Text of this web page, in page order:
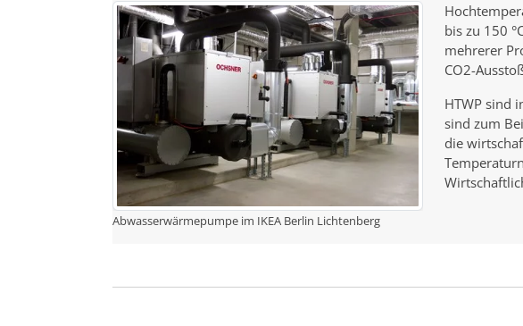
Abwasserwärmepumpe im IKEA Berlin Lichtenberg
bis zu 150
mehrerer
CO2-
HTWP sind
sind zum
die